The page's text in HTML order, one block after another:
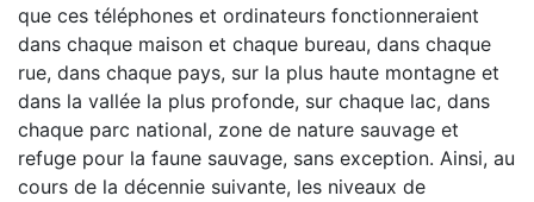
que ces téléphones et ordinateurs fonctionneraient
dans chaque maison et chaque bureau, dans chaque
rue, dans chaque pays, sur la plus haute montagne et
dans la vallée la plus profonde, sur chaque lac, dans
chaque parc national, zone de nature sauvage et
refuge pour la faune sauvage, sans exception. Ainsi, au
cours de la décennie suivante, les niveaux de